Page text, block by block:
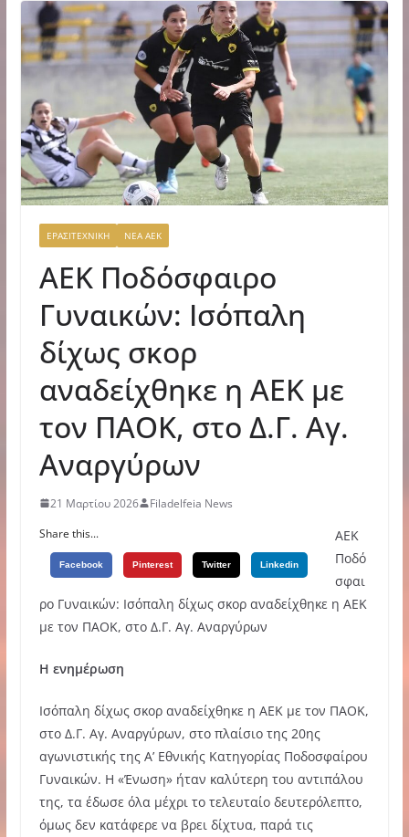
ΕΡΑΣΙΤΕΧΝΙΚΗ ΝΕΑ ΑΕΚ
ΑΕΚ Ποδόσφαιρο
Γυναικών: Ισόπαλη
δίχως σκορ
αναδείχθηκε η ΑΕΚ με
τον ΠΑΟΚ, στο Δ.Γ. Αγ.
Αναργύρων
21 Μαρτίου 2026
Filadelfeia News
Share this...
Facebook Pinterest Twitter Linkedin
ΑΕΚ
Ποδό
σφαι
ρο Γυναικών: Ισόπαλη δίχως σκορ αναδείχθηκε η ΑΕΚ
με τον ΠΑΟΚ, στο Δ.Γ. Αγ. Αναργύρων
Η ενημέρωση
Ισόπαλη δίχως σκορ αναδείχθηκε η ΑΕΚ με τον ΠΑΟΚ,
στο Δ.Γ. Αγ. Αναργύρων, στο πλαίσιο της 20ης
αγωνιστικής της Α’ Εθνικής Κατηγορίας Ποδοσφαίρου
Γυναικών. Η «Ένωση» ήταν καλύτερη του αντιπάλου
της, τα έδωσε όλα μέχρι το τελευταίο δευτερόλεπτο,
όμως δεν κατάφερε να βρει δίχτυα, παρά τις